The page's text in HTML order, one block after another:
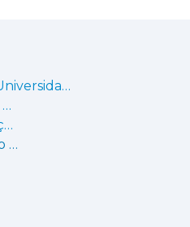
UPCoimbra - Universidade Politécnica de Coimbra
UPCoimbra - ESTeSC - Escola Superior de Tecnologia da Saúde de Coimbra
IPC-ESTeSC - Dissertações de mestrado
Caracterização do sono em indivíduos com Síndrome de Down : uma revisão sistemática